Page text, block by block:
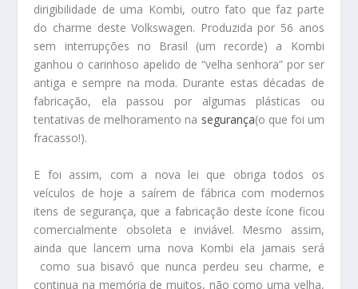
dirigibilidade de uma Kombi, outro fato que faz parte
do charme deste Volkswagen. Produzida por 56 anos
sem interrupções no Brasil (um recorde) a Kombi
ganhou o carinhoso apelido de “velha senhora” por ser
antiga e sempre na moda. Durante estas décadas de
fabricação, ela passou por algumas plásticas ou
tentativas de melhoramento na segurança(o que foi um
fracasso!).
E foi assim, com a nova lei que obriga todos os
veículos de hoje a saírem de fábrica com modernos
itens de segurança, que a fabricação deste ícone ficou
comercialmente obsoleta e inviável. Mesmo assim,
ainda que lancem uma nova Kombi ela jamais será
como sua bisavó que nunca perdeu seu charme, e
continua na memória de muitos, não como uma velha,